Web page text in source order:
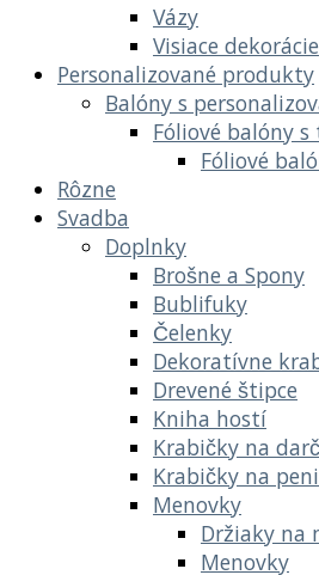
Vázy
Visiace dekorácie
Personalizované produkty
Balóny s
Fóliové balóny
Fóliové
Rôzne
Svadba
Doplnky
Brošne a Spony
Bublifuky
Čelenky
Dekoratívne
Drevené štipce
Kniha hostí
Krabičky na
Krabičky na
Menovky
Držiaky na
Menovky